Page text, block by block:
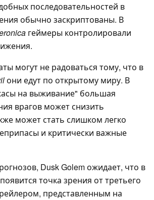
последовательностей в
обычно заскриптованы. В
геймеры контролировали
могут не радоваться тому, что в
они едут по открытому миру. В
на выживание" большая
врагов может снизить
может стать слишком легко
и критически важные
Dusk Golem ожидает, что в
точка зрения от третьего
представленным на